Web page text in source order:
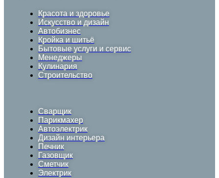
Красота и здоровье
Искусство и дизайн
Автобизнес
Кройка и шитьё
Бытовые услуги и сервис
Менеджеры
Кулинария
Строительство
Сварщик
Парикмахер
Автоэлектрик
Дизайн интерьера
Печник
Газовщик
Сметчик
Электрик